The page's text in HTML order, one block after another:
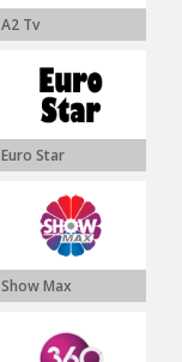
A2 Tv
Euro Star
Show Max